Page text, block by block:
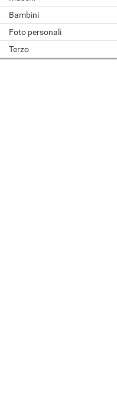
Bambini
Foto personali
Terzo